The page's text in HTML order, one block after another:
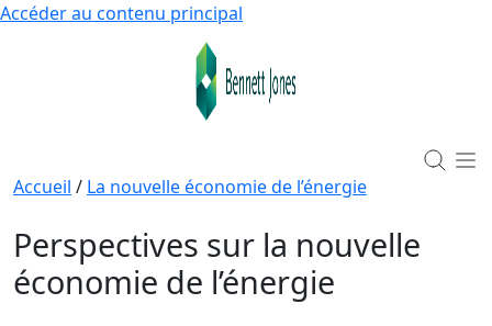
Accéder au contenu principal
Accueil / La nouvelle économie de l’énergie
Perspectives sur la nouvelle
économie de l’énergie